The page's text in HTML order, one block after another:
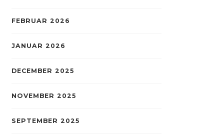
FEBRUAR 2026
JANUAR 2026
DECEMBER 2025
NOVEMBER 2025
SEPTEMBER 2025